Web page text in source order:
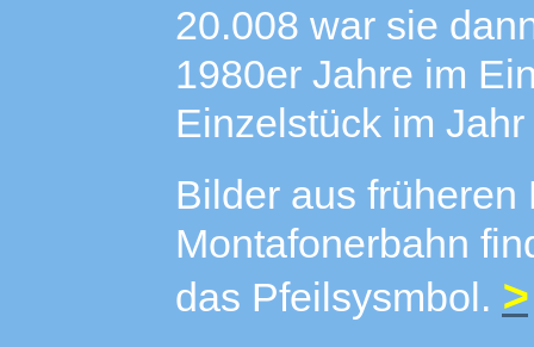
20.008 war sie
1980er Jahre im
Einzelstück im
Bilder aus
Montafonerbahn
das Pfeilsysmbol. >